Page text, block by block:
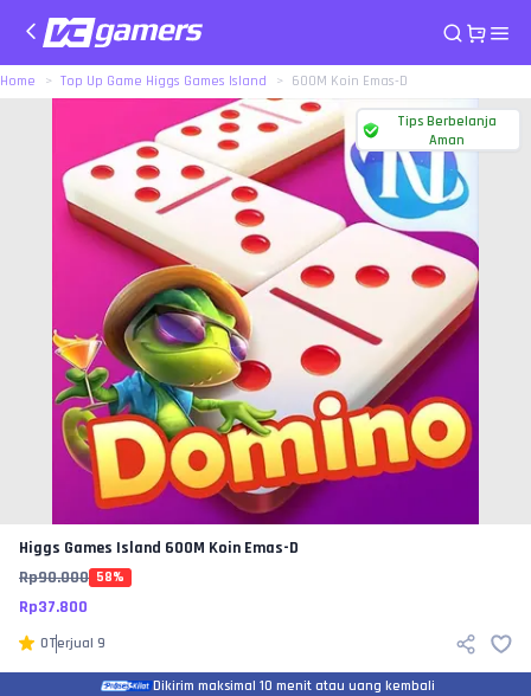
Home Top Up Game Higgs Games Island 600M Koin Emas-D
Tips Berbelanja
Aman
Higgs Games Island 600M Koin Emas-D
Rp90.000 58%
Rp37.800
0Terjual 9
Dikirim maksimal 10 menit atau uang kembali